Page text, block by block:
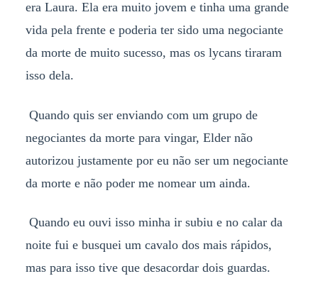
era Laura. Ela era muito jovem e tinha uma grande
vida pela frente e poderia ter sido uma negociante
da morte de muito sucesso, mas os lycans tiraram
isso dela.
Quando quis ser enviando com um grupo de
negociantes da morte para vingar, Elder não
autorizou justamente por eu não ser um negociante
da morte e não poder me nomear um ainda.
Quando eu ouvi isso minha ir subiu e no calar da
noite fui e busquei um cavalo dos mais rápidos,
mas para isso tive que desacordar dois guardas.